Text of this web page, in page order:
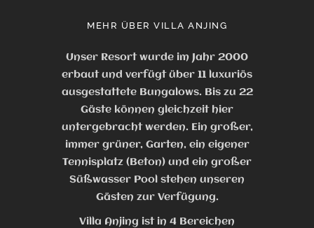
MEHR ÜBER VILLA ANJING
Unser Resort wurde im Jahr 2000
erbaut und verfügt über 11 luxuriös
ausgestattete Bungalows. Bis zu 22
Gäste können gleichzeit hier
untergebracht werden. Ein großer,
immer grüner, Garten, ein eigener
Tennisplatz (Beton) und ein großer
Süßwasser Pool stehen unseren
Gästen zur Verfügung.
Villa Anjing ist in 4 Bereichen